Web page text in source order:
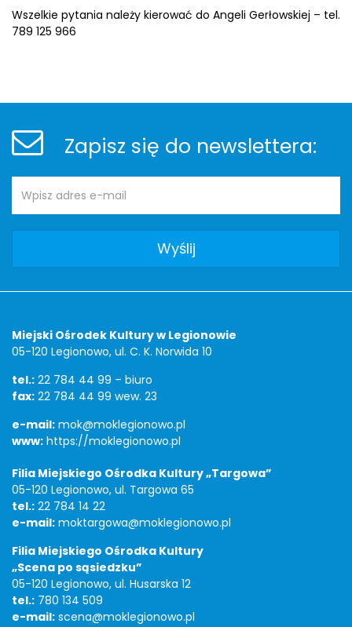
Wszelkie pytania należy kierować do Angeli Gerłowskiej – tel.
789 125 966
Zapisz się do newslettera:
Newsletter
e-
mail:
Miejski Ośrodek Kultury w Legionowie
05-120 Legionowo, ul. C. K. Norwida 10
tel.: 22 784 44 99 – biuro
fax: 22 784 44 99 wew. 23
e-mail: mok@moklegionowo.pl
www: https://moklegionowo.pl
Filia Miejskiego Ośrodka Kultury „Targowa”
05-120 Legionowo, ul. Targowa 65
tel.: 22 784 14 22
e-mail: moktargowa@moklegionowo.pl
Filia Miejskiego Ośrodka Kultury
„Scena po sąsiedzku”
05-120 Legionowo, ul. Husarska 12
tel.: 780 134 509
e-mail: scena@moklegionowo.pl